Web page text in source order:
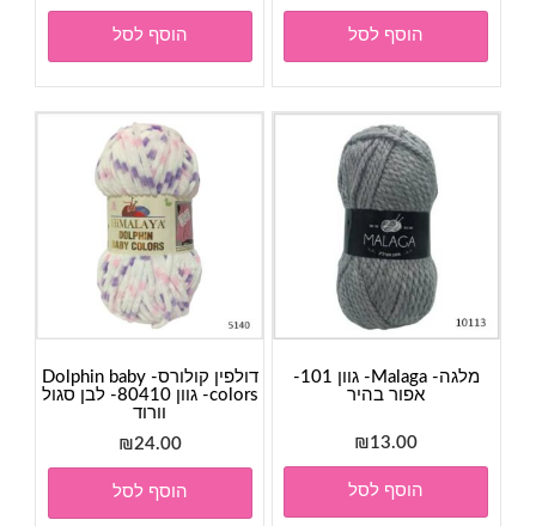
הוסף לסל הוסף לסל
דולפין קולורס- Dolphin baby
colors- גוון 80410- לבן סגול
וורוד
₪24.00
הוסף לסל
מלגה- Malaga- גוון 101-
אפור בהיר
₪13.00
הוסף לסל